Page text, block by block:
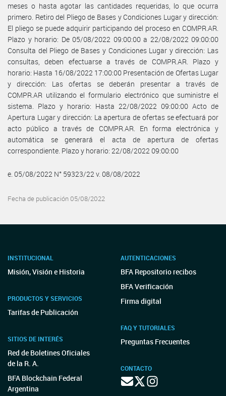
meses o hasta agotar las cantidades requeridas, lo que ocurra
primero. Retiro del Pliego de Bases y Condiciones Lugar y dirección:
El pliego se puede adquirir participando del proceso en COMPR.AR.
Plazo y horario: De 05/08/2022 09:00:00 a 22/08/2022 09:00:00
Consulta del Pliego de Bases y Condiciones Lugar y dirección: Las
consultas, deben efectuarse a través de COMPR.AR. Plazo y
horario: Hasta 16/08/2022 17:00:00 Presentación de Ofertas Lugar
y dirección: Las ofertas se deberán presentar a través de
COMPR.AR utilizando el formulario electrónico que suministre el
sistema. Plazo y horario: Hasta 22/08/2022 09:00:00 Acto de
Apertura Lugar y dirección: La apertura de ofertas se efectuará por
acto público a través de COMPR.AR. En forma electrónica y
automática se generará el acta de apertura de ofertas
correspondiente. Plazo y horario: 22/08/2022 09:00:00
e. 05/08/2022 N° 59323/22 v. 08/08/2022
Fecha de publicación 05/08/2022
INSTITUCIONAL
Misión, Visión e Historia
PRODUCTOS Y SERVICIOS
Tarifas de Publicación
SITIOS DE INTERÉS
Red de Boletines Oficiales
de la R. A.
BFA Blockchain Federal
Argentina
AUTENTICACIONES
BFA Repositorio recibos
BFA Verificación
Firma digital
FAQ Y TUTORIALES
Preguntas Frecuentes
CONTACTO